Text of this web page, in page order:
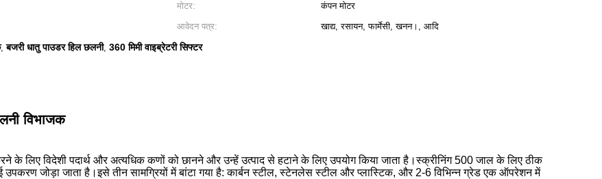
मोटर:
कंपन मोटर
आवेदन पत्र:
खाद्य, रसायन, फार्मेसी, खनन।, आदि
,बजरी धातु पाउडर हिल छलनी, 360 मिमी वाइब्रेटरी सिफ्टर
विभाजक
के लिए विदेशी पदार्थ और अत्यधिक कणों को छानने और उन्हें उत्पाद से हटाने के लिए उपयोग किया जाता है।स्क्रीनिंग 500 जाल के लिए ठीक
जोड़ा जाता है।इसे तीन सामग्रियों में बांटा गया है: कार्बन स्टील, स्टेनलेस स्टील और प्लास्टिक, और 2-6 विभिन्न ग्रेड एक ऑपरेशन में